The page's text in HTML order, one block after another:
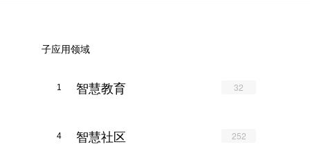
子应用领域
1 智慧教育 32
4 智慧社区 252